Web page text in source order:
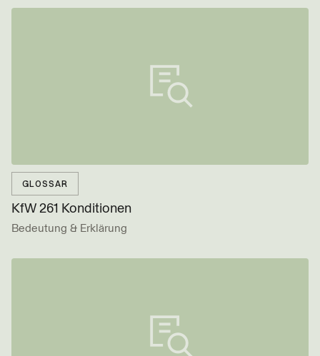
KfW 261 Konditionen
GLOSSAR
Bedeutung & Erklärung